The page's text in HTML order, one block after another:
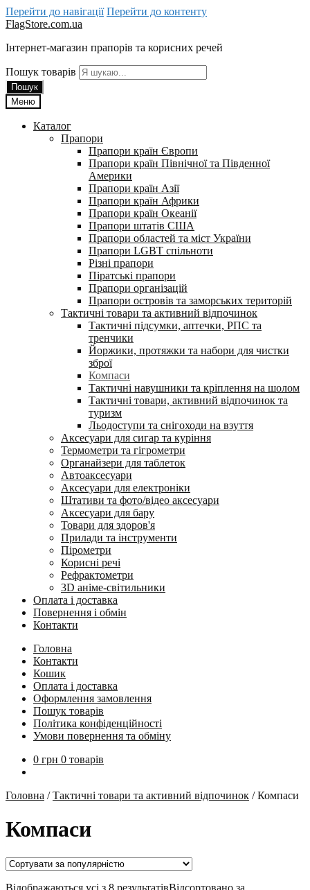
Перейти до навігації Перейти до контенту
FlagStore.com.ua
Інтернет-магазин прапорів та корисних речей
Пошук товарів
Пошук
Меню
Каталог
Прапори
Прапори країн Європи
Прапори країн Північної та Південної
Америки
Прапори країн Азії
Прапори країн Африки
Прапори країн Океанії
Прапори штатів США
Прапори областей та міст України
Прапори LGBT спільноти
Різні прапори
Піратські прапори
Прапори організацій
Прапори островів та заморських територій
Тактичні товари та активний відпочинок
Тактичні підсумки, аптечки, РПС та
тренчики
Йоржики, протяжки та набори для чистки
зброї
Компаси
Тактичні навушники та кріплення на шолом
Тактичні товари, активний відпочинок та
туризм
Льодоступи та снігоходи на взуття
Аксесуари для сигар та куріння
Термометри та гігрометри
Органайзери для таблеток
Автоаксесуари
Аксесуари для електроніки
Штативи та фото/відео аксесуари
Аксесуари для бару
Товари для здоров'я
Прилади та інструменти
Пірометри
Корисні речі
Рефрактометри
3D аніме-світильники
Оплата і доставка
Повернення і обмін
Контакти
Головна
Контакти
Кошик
Оплата і доставка
Оформлення замовлення
Пошук товарів
Політика конфіденційності
Умови повернення та обміну
0 грн 0 товарів
Головна /Тактичні товари та активний відпочинок /Компаси
Компаси
Відображаються усі з 8 результатівВідсортовано за